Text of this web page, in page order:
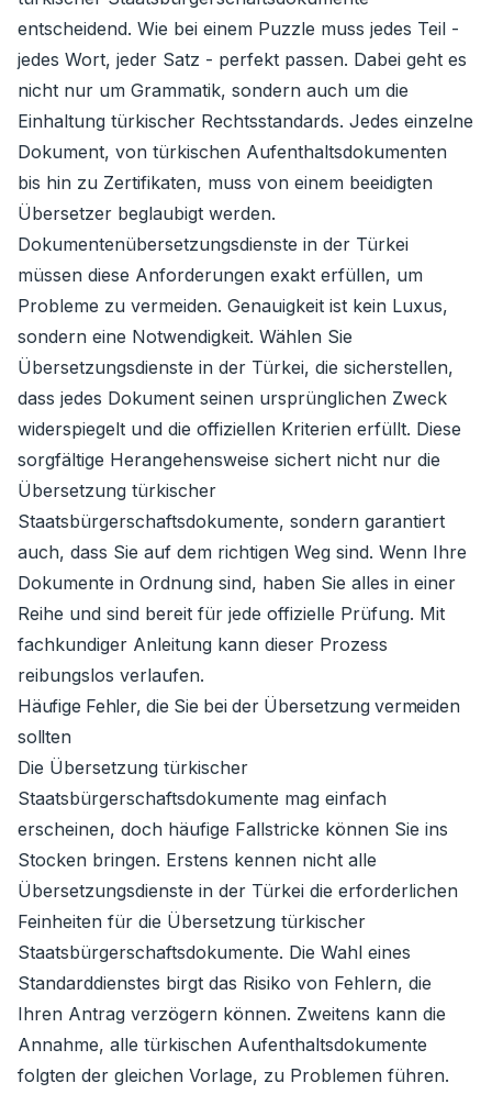
entscheidend. Wie bei einem Puzzle muss jedes Teil -
jedes Wort, jeder Satz - perfekt passen. Dabei geht es
nicht nur um Grammatik, sondern auch um die
Einhaltung türkischer Rechtsstandards. Jedes einzelne
Dokument, von türkischen Aufenthaltsdokumenten
bis hin zu Zertifikaten, muss von einem beeidigten
Übersetzer beglaubigt werden.
Dokumentenübersetzungsdienste in der Türkei
müssen diese Anforderungen exakt erfüllen, um
Probleme zu vermeiden. Genauigkeit ist kein Luxus,
sondern eine Notwendigkeit. Wählen Sie
Übersetzungsdienste in der Türkei, die sicherstellen,
dass jedes Dokument seinen ursprünglichen Zweck
widerspiegelt und die offiziellen Kriterien erfüllt. Diese
sorgfältige Herangehensweise sichert nicht nur die
Übersetzung türkischer
Staatsbürgerschaftsdokumente, sondern garantiert
auch, dass Sie auf dem richtigen Weg sind. Wenn Ihre
Dokumente in Ordnung sind, haben Sie alles in einer
Reihe und sind bereit für jede offizielle Prüfung. Mit
fachkundiger Anleitung kann dieser Prozess
reibungslos verlaufen.
Häufige Fehler, die Sie bei der Übersetzung vermeiden
sollten
Die Übersetzung türkischer
Staatsbürgerschaftsdokumente mag einfach
erscheinen, doch häufige Fallstricke können Sie ins
Stocken bringen. Erstens kennen nicht alle
Übersetzungsdienste in der Türkei die erforderlichen
Feinheiten für die Übersetzung türkischer
Staatsbürgerschaftsdokumente. Die Wahl eines
Standarddienstes birgt das Risiko von Fehlern, die
Ihren Antrag verzögern können. Zweitens kann die
Annahme, alle türkischen Aufenthaltsdokumente
folgten der gleichen Vorlage, zu Problemen führen.